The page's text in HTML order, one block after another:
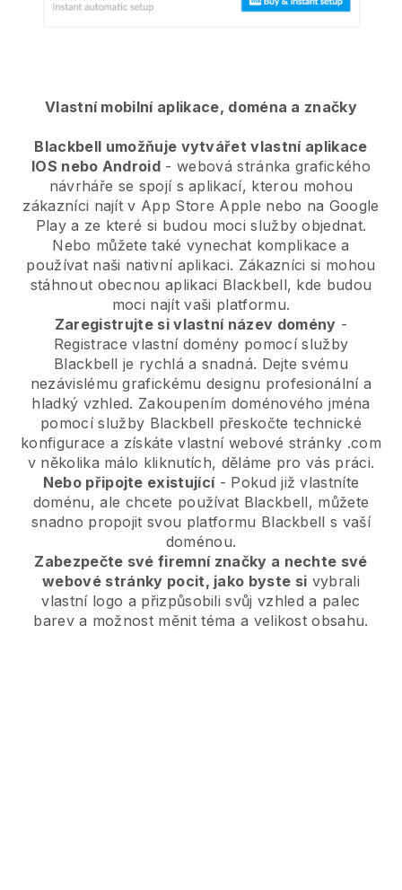
Vlastní mobilní aplikace, doména a značky
Blackbell umožňuje vytvářet vlastní aplikace
IOS nebo Android - webová stránka grafického
návrháře se spojí s aplikací, kterou mohou
zákazníci najít v App Store Apple nebo na Google
Play a ze které si budou moci služby objednat.
Nebo můžete také vynechat komplikace a
používat naši nativní aplikaci. Zákazníci si mohou
stáhnout obecnou aplikaci Blackbell, kde budou
moci najít vaši platformu.
Zaregistrujte si vlastní název domény -
Registrace vlastní domény pomocí služby
Blackbell je rychlá a snadná. Dejte svému
nezávislému grafickému designu profesionální a
hladký vzhled. Zakoupením doménového jména
pomocí služby Blackbell přeskočte technické
konfigurace a získáte vlastní webové stránky .com
v několika málo kliknutích, děláme pro vás práci.
Nebo připojte existující- Pokud již vlastníte
doménu, ale chcete používat Blackbell, můžete
snadno propojit svou platformu Blackbell s vaší
doménou.
Zabezpečte své firemní značky a nechte své
webové stránky pocit, jako byste si vybrali
vlastní logo a přizpůsobili svůj vzhled a palec
barev a možnost měnit téma a velikost obsahu.